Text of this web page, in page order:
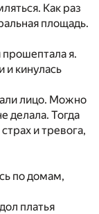
Как раз
площадь.
я.
и кинулась
лицо. Можно
делала. Тогда
и тревога,
по домам,
платья